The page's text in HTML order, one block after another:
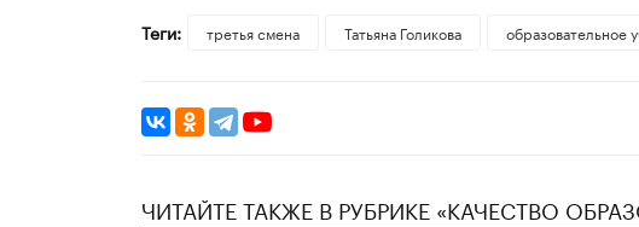
Теги:
третья смена ​Татьяна Голикова образовательное
ЧИТАЙТЕ ТАКЖЕ В РУБРИКЕ «КАЧЕСТВО